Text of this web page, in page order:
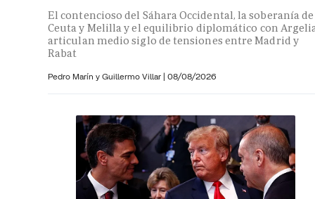
El contencioso del Sáhara Occidental, la soberanía de
Ceuta y Melilla y el equilibrio diplomático con
articulan medio siglo de tensiones entre Madrid y
Rabat
Pedro Marín y Guillermo Villar | 08/08/2026